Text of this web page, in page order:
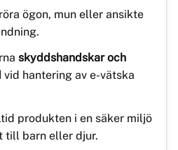
ögon, mun eller ansikte
skyddshandskar och
vid hantering av e-vätska
produkten i en säker miljö
till barn eller djur.